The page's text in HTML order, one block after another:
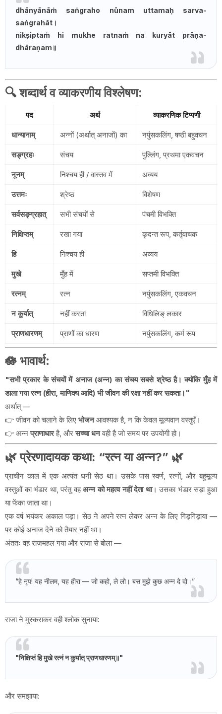
dhānyānāṁ saṅgraho nūnam uttamaḥ sarva-
saṅgrahāt।
nikṣiptaṁ hi mukhe ratnaṁ na kuryāt prāṇa-
dhāraṇam॥
🔍शब्दार्थ व व्याकरणीय विश्लेषण:
पद अर्थ व्याकरणिक टिप्पणी
धान्यानाम् अन्नों (अर्थात् अनाजों) का नपुंसकलिंग, षष्ठी बहुवचन
सङ्ग्रहः संचय पुल्लिंग, प्रथमा एकवचन
नूनम् निश्चय ही / वास्तव में अव्यय
उत्तमः श्रेष्ठ विशेषण
सर्वसङ्ग्रहात् सभी संचयों से पंचमी विभक्ति
निक्षिप्तम् रखा गया कृदन्त रूप, कर्तृवाचक
हि निश्चय ही अव्यय
मुखे मुँह में सप्तमी विभक्ति
रत्नम् रत्न नपुंसकलिंग, एकवचन
न कुर्यात् नहीं करता विधिलिङ् लकार
प्राणधारणम् प्राणों का धारण नपुंसकलिंग, कर्म रूप
🪷 भावार्थ:
"सभी प्रकार के संचयों में अनाज (अन्न) का संचय सबसे श्रेष्ठ है। क्योंकि मुँह में
डाला गया रत्न (हीरा, माणिक्य आदि) भी जीवन की रक्षा नहीं कर सकता।"
अर्थात् —
👉 जीवन को चलाने के लिए भोजनआवश्यक है, न कि केवल मूल्यवान वस्तुएँ।
👉 अन्नप्राणाधारहै, औरसच्चा धनवही है जो समय पर उपयोगी हो।
🌿प्रेरणादायक कथा: “रत्न या अन्न?” 🌿
प्राचीन काल में एक अत्यंत धनी सेठ था। उसके पास स्वर्ण, रत्नों, और बहुमूल्य
वस्तुओं का भंडार था, परंतु वहअन्न को महत्व नहीं देता था। उसका भंडार सड़ा हुआ
या फेंका जाता था।
एक वर्ष भयंकर अकाल पड़ा। सेठ ने अपने रत्न लेकर अन्न के लिए गिड़गिड़ाया —
पर कोई अनाज देने को तैयार नहीं था।
अंततः वह राजमहल गया और राजा से बोला —
“हे नृप! यह नीलम, यह हीरा — जो कहो, ले लो। बस मुझे कुछ अन्न दे दो।”
राजा ने मुस्कराकर वही श्लोक सुनाया:
"निक्षिप्तं हि मुखे रत्नं न कुर्यात् प्राणधारणम्॥"
और समझाया: